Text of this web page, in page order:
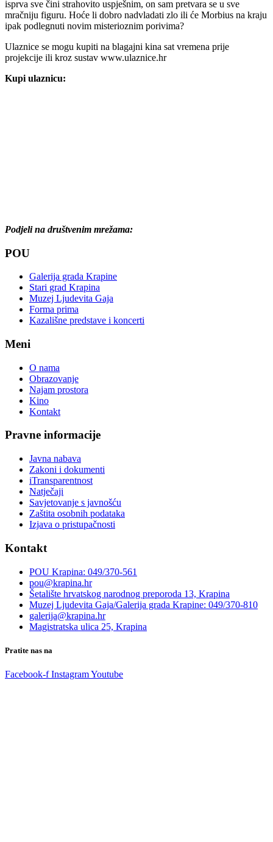
isprva sve čini strahovito uspješnim, on sam pretvara se u sve
mračniju figuru. Hoće li dobro nadvladati zlo ili će Morbius na kraju
ipak podlegnuti novim misterioznim porivima?
Ulaznice se mogu kupiti na blagajni kina sat vremena prije
projekcije ili kroz sustav www.ulaznice.hr
Kupi ulaznicu:
Podjeli na društvenim mrežama:
POU
Galerija grada Krapine
Stari grad Krapina
Muzej Ljudevita Gaja
Forma prima
Kazališne predstave i koncerti
Meni
O nama
Obrazovanje
Najam prostora
Kino
Kontakt
Pravne informacije
Javna nabava
Zakoni i dokumenti
iTransparentnost
Natječaji
Savjetovanje s javnošću
Zaštita osobnih podataka
Izjava o pristupačnosti
Kontakt
POU Krapina: 049/370-561
pou@krapina.hr
Šetalište hrvatskog narodnog preporoda 13, Krapina
Muzej Ljudevita Gaja/Galerija grada Krapine: 049/370-810
galerija@krapina.hr
Magistratska ulica 25, Krapina
Pratite nas na
Facebook-f InstagramYoutube